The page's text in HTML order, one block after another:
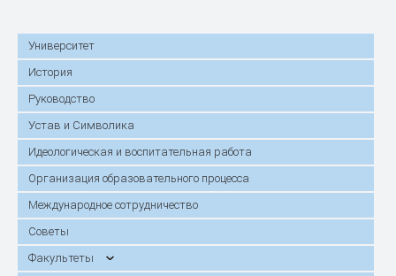
Университет
История
Руководство
Устав и Символика
Идеологическая и воспитательная работа
Организация образовательного процесса
Международное сотрудничество
Советы
Факультеты